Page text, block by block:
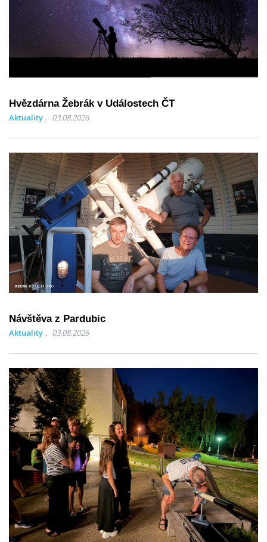
Hvězdárna Žebrák v Událostech ČT
Aktuality 03.08.2026
Návštěva z Pardubic
Aktuality 03.08.2026